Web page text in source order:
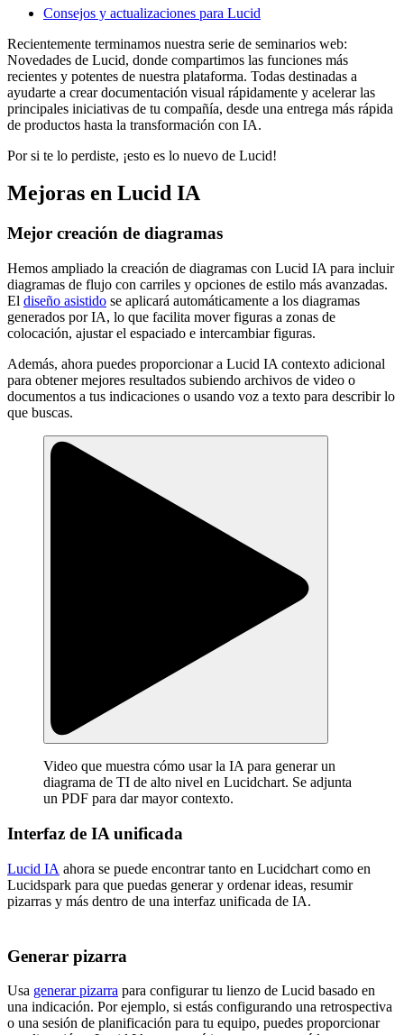
Consejos y actualizaciones para Lucid
Recientemente terminamos nuestra serie de seminarios web:
Novedades de Lucid, donde compartimos las funciones más
recientes y potentes de nuestra plataforma. Todas destinadas a
ayudarte a crear documentación visual rápidamente y acelerar las
principales iniciativas de tu compañía, desde una entrega más rápida
de productos hasta la transformación con IA.
Por si te lo perdiste, ¡esto es lo nuevo de Lucid!
Mejoras en Lucid IA
Mejor creación de diagramas
Hemos ampliado la creación de diagramas con Lucid IA para incluir
diagramas de flujo con carriles y opciones de estilo más avanzadas.
El diseño asistido se aplicará automáticamente a los diagramas
generados por IA, lo que facilita mover figuras a zonas de
colocación, ajustar el espaciado e intercambiar figuras.
Además, ahora puedes proporcionar a Lucid IA contexto adicional
para obtener mejores resultados subiendo archivos de video o
documentos a tus indicaciones o usando voz a texto para describir lo
que buscas.
Video que muestra cómo usar la IA para generar un
diagrama de TI de alto nivel en Lucidchart. Se adjunta
un PDF para dar mayor contexto.
Interfaz de IA unificada
Lucid IA ahora se puede encontrar tanto en Lucidchart como en
Lucidspark para que puedas generar y ordenar ideas, resumir
pizarras y más dentro de una interfaz unificada de IA.
Generar pizarra
Usa generar pizarra para configurar tu lienzo de Lucid basado en
una indicación. Por ejemplo, si estás configurando una retrospectiva
o una sesión de planificación para tu equipo, puedes proporcionar